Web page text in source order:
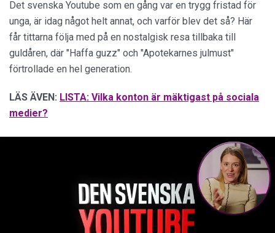
Det svenska Youtube som en gång var en trygg fristad för
unga, är idag något helt annat, och varför blev det så? Här
får tittarna följa med på en nostalgisk resa tillbaka till
guldåren, där "Haffa guzz" och "Apotekarnes julmust"
förtrollade en hel generation.
LÄS ÄVEN: LISTA: Vilka konton är mäktigast på sociala
medier?